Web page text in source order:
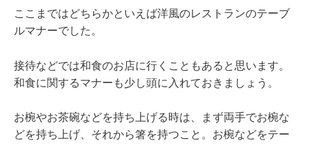
ここまではどちらかといえば洋風のレストランのテーブ
ルマナーでした。
接待などでは和食のお店に行くこともあると思います。
和食に関するマナーも少し頭に入れておきましょう。
お椀やお茶碗などを持ち上げる時は、まず両手でお椀な
どを持ち上げ、それから箸を持つこと。お椀などをテー